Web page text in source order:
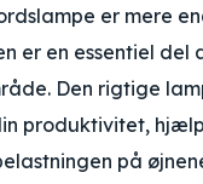
er mere
er en essentiel del
Den rigtige
produktivitet,
på